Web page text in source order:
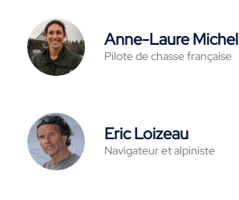
Anne-Laure Michel
Pilote de chasse française
Eric Loizeau
Navigateur et alpiniste